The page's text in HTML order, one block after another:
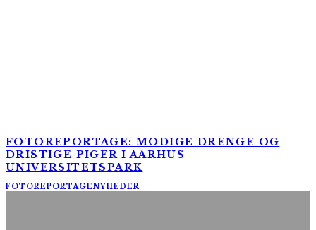
FOTOREPORTAGE: MODIGE DRENGE OG
DRISTIGE PIGER I AARHUS
UNIVERSITETSPARK
FOTOREPORTAGENYHEDER